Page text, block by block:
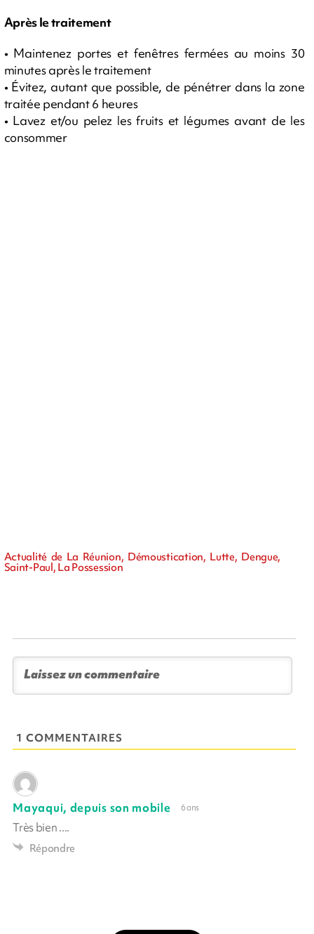
Après le traitement
• Maintenez portes et fenêtres fermées au moins 30
minutes après le traitement
• Évitez, autant que possible, de pénétrer dans la zone
traitée pendant 6 heures
• Lavez et/ou pelez les fruits et légumes avant de les
consommer
Actualité de La Réunion, Démoustication, Lutte, Dengue,
Saint-Paul, La Possession
1 COMMENTAIRES
Mayaqui, depuis son mobile 6 ans
Très bien ....
Répondre